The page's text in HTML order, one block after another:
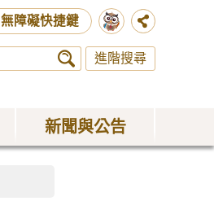
無障礙快捷鍵
進階搜尋
新聞與公告